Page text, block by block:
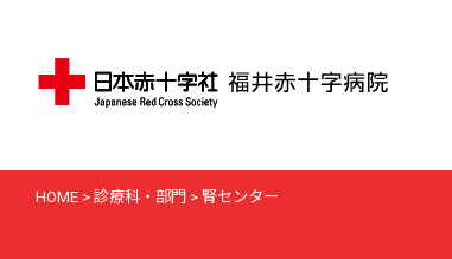
HOME > 診療科・部門 > 腎センター